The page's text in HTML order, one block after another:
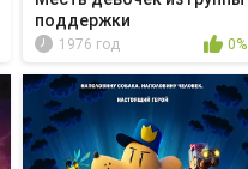
поддержки
1976 год 0%